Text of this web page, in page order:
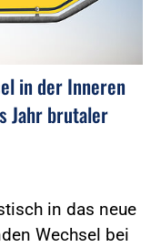
in der Inneren
Jahr brutaler
in das neue
Wechsel bei